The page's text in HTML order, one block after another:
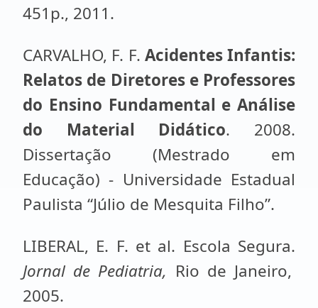
451p., 2011.
CARVALHO, F. F. Acidentes Infantis:
Relatos de Diretores e Professores
do Ensino Fundamental e Análise
do Material Didático. 2008.
Dissertação (Mestrado em
Educação) - Universidade Estadual
Paulista “Júlio de Mesquita Filho”.
LIBERAL, E. F. et al. Escola Segura.
Jornal de Pediatria, Rio de Janeiro,
2005.